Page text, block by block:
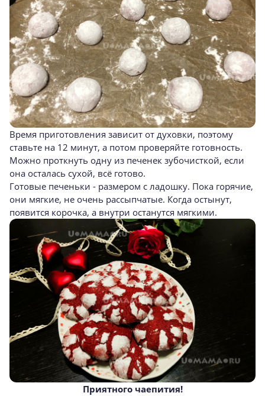
Время приготовления зависит от духовки, поэтому
ставьте на 12 минут, а потом проверяйте готовность.
Можно проткнуть одну из печенек зубочисткой, если
она осталась сухой, всё готово.
Готовые печеньки - размером с ладошку. Пока горячие,
они мягкие, не очень рассыпчатые. Когда остынут,
появится корочка, а внутри останутся мягкими.
Приятного чаепития!